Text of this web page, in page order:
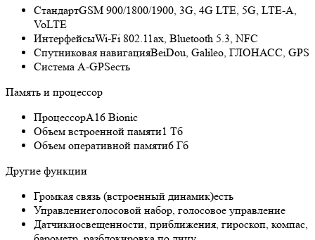
СтандартGSM 900/1800/1900, 3G, 4G LTE, 5G, LTE-A,
VoLTE
ИнтерфейсыWi-Fi 802.11ax, Bluetooth 5.3, NFC
Спутниковая навигацияBeiDou, Galileo, ГЛОНАСС, GPS
Cистема A-GPSесть
Память и процессор
ПроцессорA16 Bionic
Объем встроенной памяти1 Тб
Объем оперативной памяти6 Гб
Другие функции
Громкая связь (встроенный динамик)есть
Управлениеголосовой набор, голосовое управление
Датчикиосвещенности, приближения, гироскоп, компас,